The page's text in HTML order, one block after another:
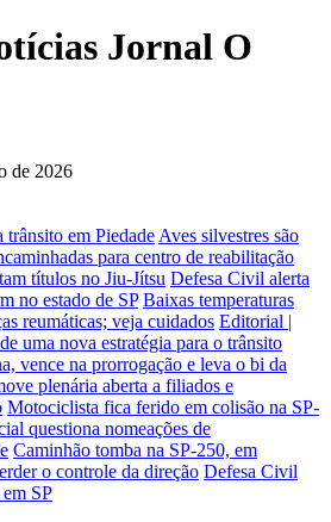
Jornal O
de 2026
trânsito em Piedade Aves silvestres são
para centro de reabilitação
títulos no Jiu-Jítsu Defesa Civil alerta
no estado de SP Baixas temperaturas
reumáticas; veja cuidados Editorial |
uma nova estratégia para o trânsito
vence na prorrogação e leva o bi da
plenária aberta a filiados e
Motociclista fica ferido em colisão na SP-
questiona nomeações de
Caminhão tomba na SP-250, em
o controle da direção Defesa Civil
SP